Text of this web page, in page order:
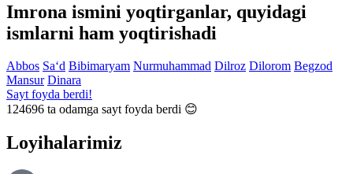
Imrona ismini yoqtirganlar, quyidagi
ismlarni ham yoqtirishadi
Abbos Sa‘d Bibimaryam Nurmuhammad Dilroz Dilorom Begzod
Mansur Dinara
Sayt foyda berdi!
124696 ta odamga sayt foyda berdi 😊
Loyihalarimiz